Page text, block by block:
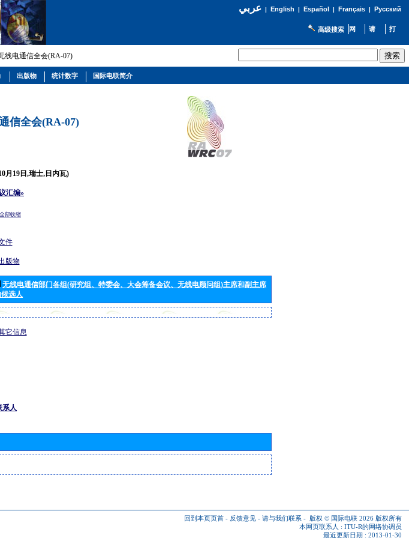
عربي| English | Español | Français| Русский
高级搜索
线电通信全会(RA-07)
信全会(RA-07)
月19日,瑞士,日内瓦)
汇编»
全部收缩
件
版物
无线电通信部门各组(研究组、特委会、大会筹备会议、无线电顾问组)主席和副主席
选人
它信息
系人
回到本页页首 - 反馈意见 - 请与我们联系 - 版权 © 国际电联 2026 版权所有
本网页联系人 : ITU-R的网络协调员
最近更新日期 : 2013-01-30
出版物 统计数字 国际电联简介